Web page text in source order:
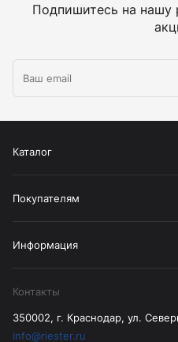
Подпишитесь на нашу
Каталог
Покупателям
Информация
Контакты
350002, г. Краснодар, ул.
info@riester.ru